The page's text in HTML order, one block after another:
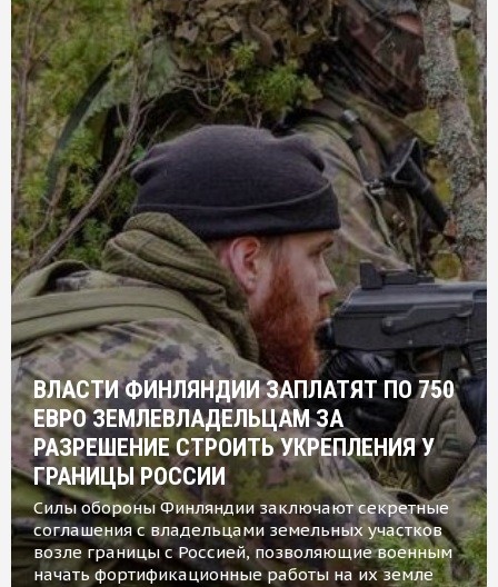
ВЛАСТИ ФИНЛЯНДИИ ЗАПЛАТЯТ ПО 750
ЕВРО ЗЕМЛЕВЛАДЕЛЬЦАМ ЗА
РАЗРЕШЕНИЕ СТРОИТЬ УКРЕПЛЕНИЯ У
ГРАНИЦЫ РОССИИ
Силы обороны Финляндии заключают секретные
соглашения с владельцами земельных участков
возле границы с Россией, позволяющие военным
начать фортификационные работы на их земле